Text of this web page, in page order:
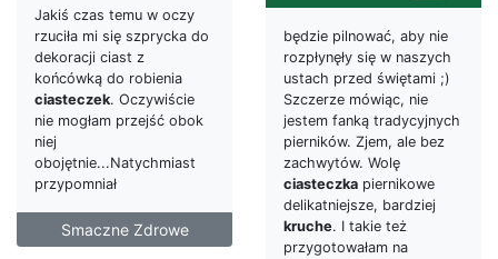
Jakiś czas temu w oczy
rzuciła mi się szprycka do
dekoracji ciast z
końcówką do robienia
ciasteczek. Oczywiście
nie mogłam przejść obok
niej
obojętnie...Natychmiast
przypomniał
Smaczne Zdrowe
będzie pilnować, aby nie
rozpłynęły się w naszych
ustach przed świętami ;)
Szczerze mówiąc, nie
jestem fanką tradycyjnych
pierników. Zjem, ale bez
zachwytów. Wolę
ciasteczka piernikowe
delikatniejsze, bardziej
kruche. I takie też
przygotowałam na